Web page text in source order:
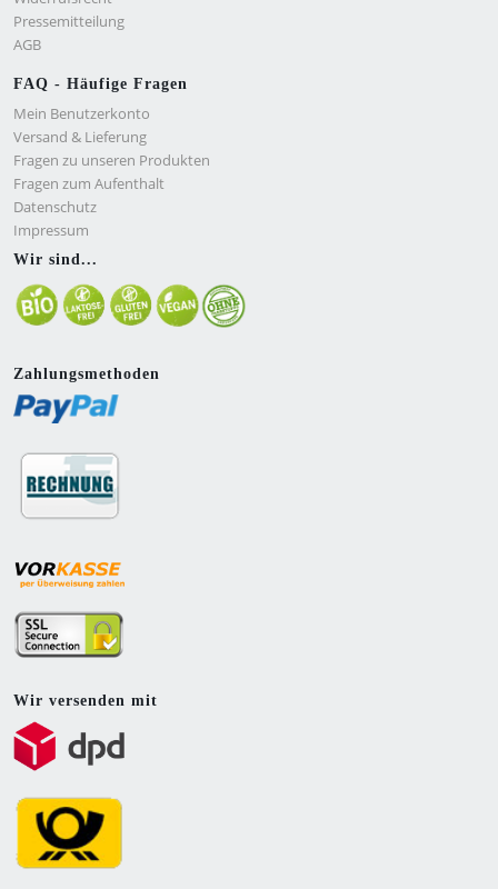
Pressemitteilung
AGB
FAQ - Häufige Fragen
Mein Benutzerkonto
Versand & Lieferung
Fragen zu unseren Produkten
Fragen zum Aufenthalt
Datenschutz
Impressum
Wir sind...
Zahlungsmethoden
Wir versenden mit